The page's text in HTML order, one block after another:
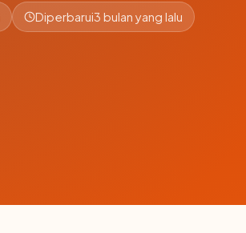
Diperbarui3 bulan yang lalu